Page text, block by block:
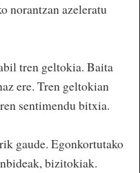
norantzan azeleratu
tren geltokia. Baita
ere. Tren geltokian
sentimendu bitxia.
gaude. Egonkortutako
bizitokiak.